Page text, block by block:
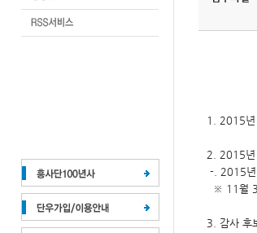
1. 2015년
2. 2015년
-. 2015
※ 11월
3. 감사 후